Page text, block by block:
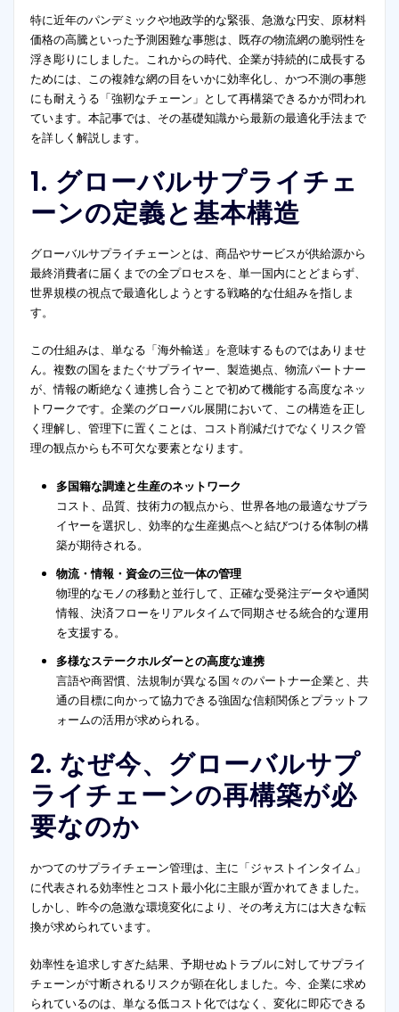
特に近年のパンデミックや地政学的な緊張、急激な円安、原材料
価格の高騰といった予測困難な事態は、既存の物流網の脆弱性を
浮き彫りにしました。これからの時代、企業が持続的に成長する
ためには、この複雑な網の目をいかに効率化し、かつ不測の事態
にも耐えうる「強靭なチェーン」として再構築できるかが問われ
ています。本記事では、その基礎知識から最新の最適化手法まで
を詳しく解説します。
1. グローバルサプライチェ
ーンの定義と基本構造
グローバルサプライチェーンとは、商品やサービスが供給源から
最終消費者に届くまでの全プロセスを、単一国内にとどまらず、
世界規模の視点で最適化しようとする戦略的な仕組みを指しま
す。
この仕組みは、単なる「海外輸送」を意味するものではありませ
ん。複数の国をまたぐサプライヤー、製造拠点、物流パートナー
が、情報の断絶なく連携し合うことで初めて機能する高度なネッ
トワークです。企業のグローバル展開において、この構造を正し
く理解し、管理下に置くことは、コスト削減だけでなくリスク管
理の観点からも不可欠な要素となります。
多国籍な調達と生産のネットワーク
コスト、品質、技術力の観点から、世界各地の最適なサプラ
イヤーを選択し、効率的な生産拠点へと結びつける体制の構
築が期待される。
物流・情報・資金の三位一体の管理
物理的なモノの移動と並行して、正確な受発注データや通関
情報、決済フローをリアルタイムで同期させる統合的な運用
を支援する。
多様なステークホルダーとの高度な連携
言語や商習慣、法規制が異なる国々のパートナー企業と、共
通の目標に向かって協力できる強固な信頼関係とプラットフ
ォームの活用が求められる。
2. なぜ今、グローバルサプ
ライチェーンの再構築が必
要なのか
かつてのサプライチェーン管理は、主に「ジャストインタイム」
に代表される効率性とコスト最小化に主眼が置かれてきました。
しかし、昨今の急激な環境変化により、その考え方には大きな転
換が求められています。
効率性を追求しすぎた結果、予期せぬトラブルに対してサプライ
チェーンが寸断されるリスクが顕在化しました。今、企業に求め
られているのは、単なる低コスト化ではなく、変化に即応できる